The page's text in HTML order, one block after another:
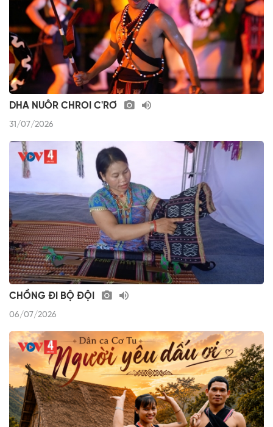
DHA NUÔR CHROI C'RƠ
31/07/2026
CHỒNG ĐI BỘ ĐỘI
06/07/2026